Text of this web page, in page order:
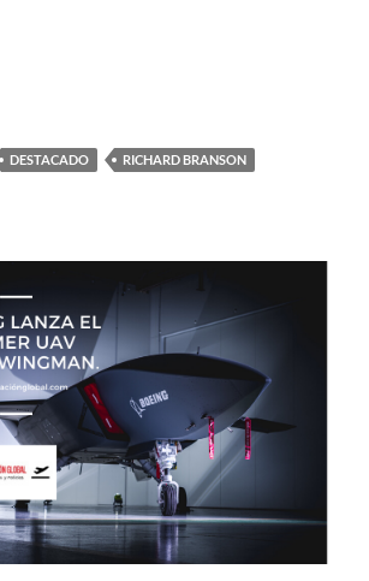
DESTACADO
RICHARD BRANSON